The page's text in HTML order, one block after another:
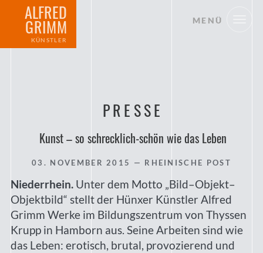
ALFRED
GRIMM
KÜNSTLER
MENÜ
PRESSE
Kunst – so schrecklich-schön wie das Leben
03. NOVEMBER 2015 — RHEINISCHE POST
Niederrhein.Unter dem Motto „Bild–Objekt–
Objektbild“ stellt der Hünxer Künstler Alfred
Grimm Werke im Bildungszentrum von Thyssen
Krupp in Hamborn aus. Seine Arbeiten sind wie
das Leben: erotisch, brutal, provozierend und